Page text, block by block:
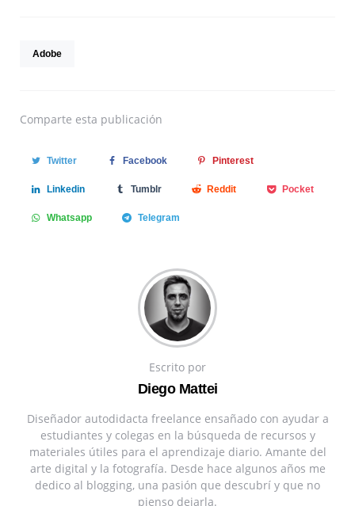
Adobe
Comparte esta publicación
Twitter Facebook Pinterest
Linkedin Tumblr Reddit Pocket
Whatsapp Telegram
Escrito por
Diego Mattei
Diseñador autodidacta freelance ensañado con ayudar a
estudiantes y colegas en la búsqueda de recursos y
materiales útiles para el aprendizaje diario. Amante del
arte digital y la fotografía. Desde hace algunos años me
dedico al blogging, una pasión que descubrí y que no
pienso dejarla.